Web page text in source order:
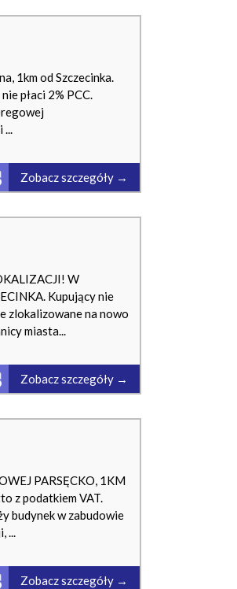
1km od Szczecinka.
płaci 2% PCC.
...
Zobacz szczegóły →
W
Kupujący nie
zlokalizowane na nowo
miasta...
Zobacz szczegóły →
PARSĘCKO, 1KM
z podatkiem VAT.
budynek w zabudowie
...
Zobacz szczegóły →